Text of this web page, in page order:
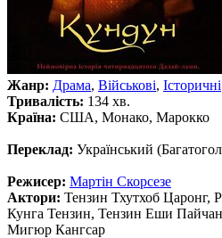
Жанр: Драма, Військові, Історичні
Тривалість: 134 хв.
Країна: США, Монако, Марокко
Переклад: Український
Режисер: Мартін Скорсезе
Актори: Тензин Тхутхоб Царонг,
Кунга Тензин, Тензин Еши
Мигюр Кангсар